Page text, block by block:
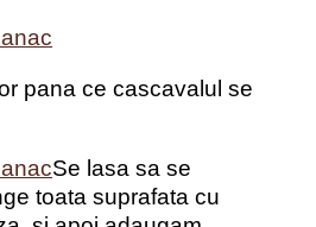
pana ce cascavalul se
Se lasa sa se
toata suprafata cu